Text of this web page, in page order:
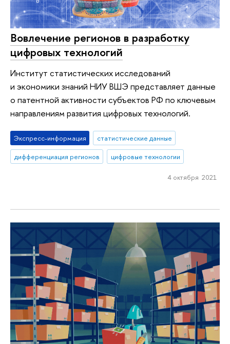
Вовлечение регионов в разработку
цифровых технологий
Институт статистических исследований
и экономики знаний НИУ ВШЭ представляет данные
о патентной активности субъектов РФ по ключевым
направлениям развития цифровых технологий.
Экспресс-информация
статистические данные
дифференциация регионов
цифровые технологии
4 октября 2021